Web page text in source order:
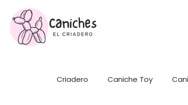
Criadero Caniche Toy